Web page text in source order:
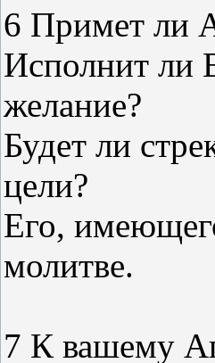
6 Примет ли
Исполнит ли
желание?
Будет ли
цели?
Его,
молитве.
7 К вашему